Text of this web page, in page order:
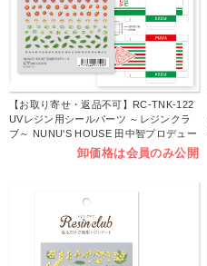
【お取り寄せ・返品不可】RC-TNK-122
UVレジン用シールパーツ ～レジンクラ
ブ～ NUNU'S HOUSE 田中智プロデュー
ス ピザ「組立てBOX付」2025年3月発売
卸価格は会員のみ公開